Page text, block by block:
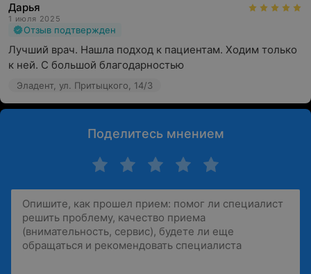
Дарья
1 июля 2025
Отзыв подтвержден
Лучший врач. Нашла подход к пациентам. Ходим только
к ней. С большой благодарностью
Эладент, ул. Притыцкого, 14/3
Поделитесь мнением